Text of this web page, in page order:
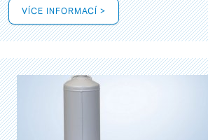
VÍCE INFORMACÍ >